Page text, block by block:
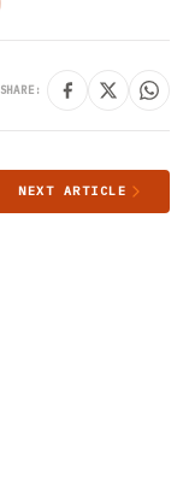
SHARE:
NEXT ARTICLE